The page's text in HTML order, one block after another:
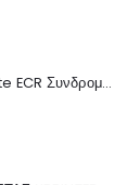
Cloud Ταμειακή Μηχανή Admate ECR Συνδρομή 12 μηνών